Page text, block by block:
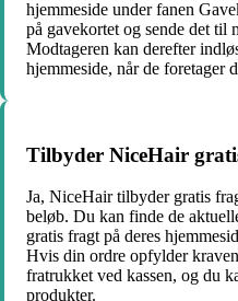
hjemmeside under fanen
på gavekortet og sende det til
Modtageren kan derefter
hjemmeside, når de foretager
Tilbyder NiceHair
Ja, NiceHair tilbyder gratis
beløb. Du kan finde de
gratis fragt på deres
Hvis din ordre opfylder
fratrukket ved kassen, og du
produkter.